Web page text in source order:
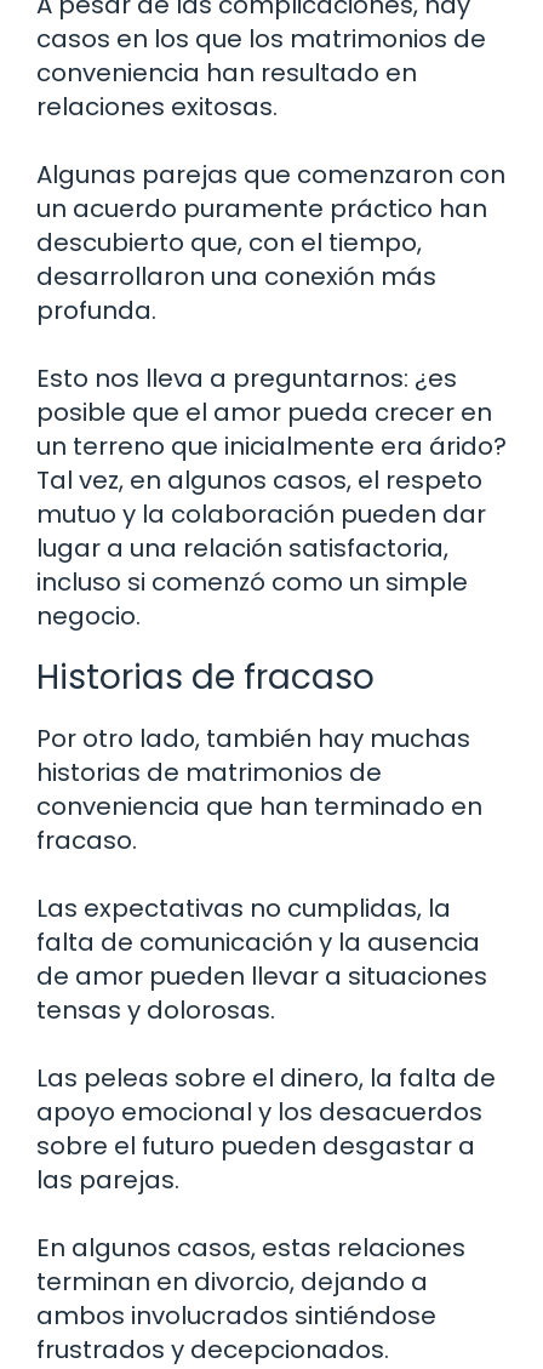
casos en los que los matrimonios de
conveniencia han resultado en
relaciones exitosas.
Algunas parejas que comenzaron con
un acuerdo puramente práctico han
descubierto que, con el tiempo,
desarrollaron una conexión más
profunda.
Esto nos lleva a preguntarnos: ¿es
posible que el amor pueda crecer en
un terreno que inicialmente era árido?
Tal vez, en algunos casos, el respeto
mutuo y la colaboración pueden dar
lugar a una relación satisfactoria,
incluso si comenzó como un simple
negocio.
Historias de fracaso
Por otro lado, también hay muchas
historias de matrimonios de
conveniencia que han terminado en
fracaso.
Las expectativas no cumplidas, la
falta de comunicación y la ausencia
de amor pueden llevar a situaciones
tensas y dolorosas.
Las peleas sobre el dinero, la falta de
apoyo emocional y los desacuerdos
sobre el futuro pueden desgastar a
las parejas.
En algunos casos, estas relaciones
terminan en divorcio, dejando a
ambos involucrados sintiéndose
frustrados y decepcionados.